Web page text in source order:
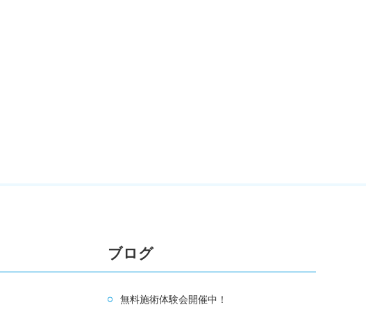
ブログ
無料施術体験会開催中！